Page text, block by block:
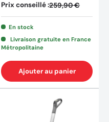
Prix conseillé :259,90 €
En stock
Livraison gratuite en France
Métropolitaine
Ajouter au panier